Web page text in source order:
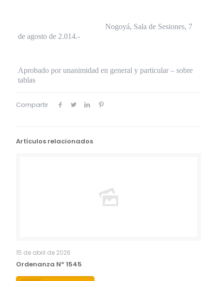
Nogoyá, Sala de Sesiones, 7
de agosto de 2.014.-
Aprobado por unanimidad en general y particular – sobre
tablas
Compartir
Artículos relacionados
15 de abril de 2026
Ordenanza Nº 1545